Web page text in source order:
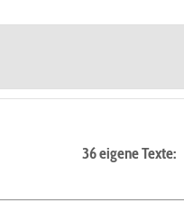
36 eigene Texte: